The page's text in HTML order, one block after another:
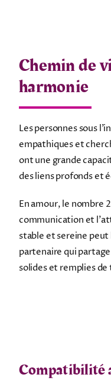
Chemin de
harmonie
Les personnes sous
empathiques et
ont une grande
des liens profonds et
En amour, le nombre
communication et
stable et sereine
partenaire qui
solides et remplies de
Compatibilité